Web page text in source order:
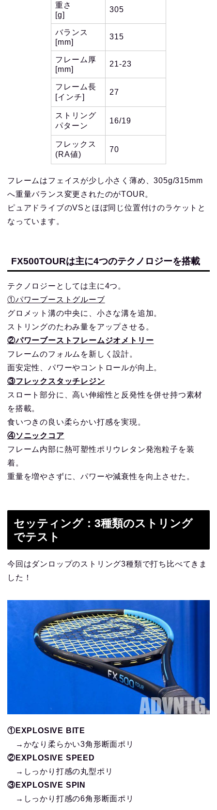
重さ
[g]
305
バランス
[mm]
315
フレーム厚
[mm]
21-23
フレーム長
[インチ]
27
ストリング
パターン
16/19
フレックス
(RA値)
70
フレームはフェイスが少し小さく薄め、305g/315mm
へ重量バランス変更されたのがTOUR。
ピュアドライブのVSとほぼ同じ位置付けのラケットと
なっています。
FX500TOURは主に4つのテクノロジーを搭載
テクノロジーとしては主に4つ。
①パワーブーストグルーブ
グロメット溝の中央に、小さな溝を追加。
ストリングのたわみ量をアップさせる。
②パワーブーストフレームジオメトリー
フレームのフォルムを新しく設計。
面安定性、パワーやコントロールが向上。
③フレックスタッチレジン
スロート部分に、高い伸縮性と反発性を併せ持つ素材
を搭載。
食いつきの良い柔らかい打感を実現。
④ソニックコア
フレーム内部に熱可塑性ポリウレタン発泡粒子を装
着。
重量を増やさずに、パワーや減衰性を向上させた。
セッティング：3種類のストリング
でテスト
今回はダンロップのストリング3種類で打ち比べてきま
した！
①EXPLOSIVE BITE
→かなり柔らかい3角形断面ポリ
②EXPLOSIVE SPEED
→しっかり打感の丸型ポリ
③EXPLOSIVE SPIN
→しっかり打感の6角形断面ポリ